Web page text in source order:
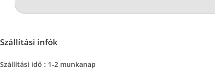
Szállítási infók
Szállítási idő : 1-2 munkanap